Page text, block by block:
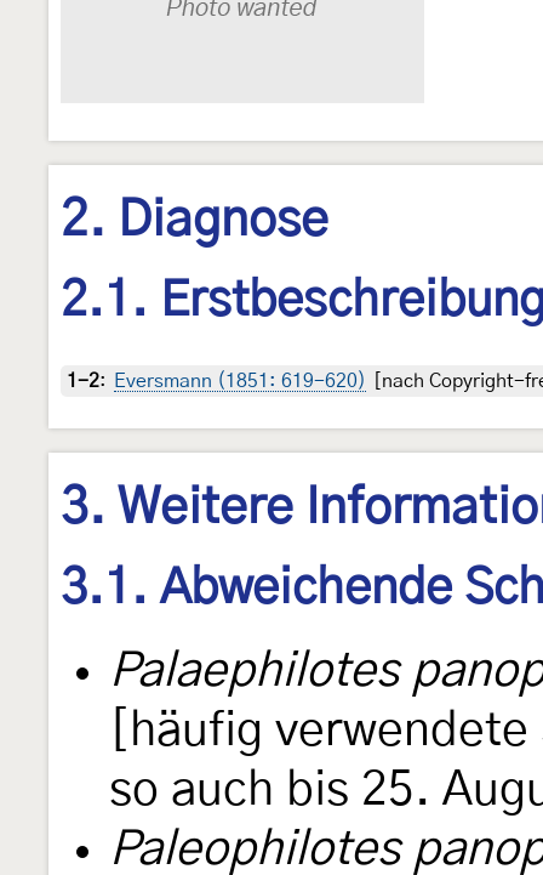
2. Diagnose
2.1.
1-2: Eversmann (1851: 619-620) [nach Copyright-
3. Weitere
3.1. Abweichende
Palaephilotes
[häufig
so auch bis 25.
Paleophilotes